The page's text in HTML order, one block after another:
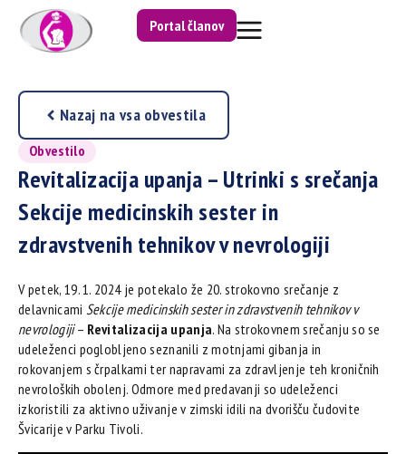
Portal članov
Nazaj na vsa obvestila
Obvestilo
Revitalizacija upanja – Utrinki s srečanja
Sekcije medicinskih sester in
zdravstvenih tehnikov v nevrologiji
V petek, 19. 1. 2024 je potekalo že 20. strokovno srečanje z
delavnicami Sekcije medicinskih sester in zdravstvenih tehnikov v
nevrologiji– Revitalizacija upanja. Na strokovnem srečanju so se
udeleženci poglobljeno seznanili z motnjami gibanja in
rokovanjem s črpalkami ter napravami za zdravljenje teh kroničnih
nevroloških obolenj. Odmore med predavanji so udeleženci
izkoristili za aktivno uživanje v zimski idili na dvorišču čudovite
Švicarije v Parku Tivoli.